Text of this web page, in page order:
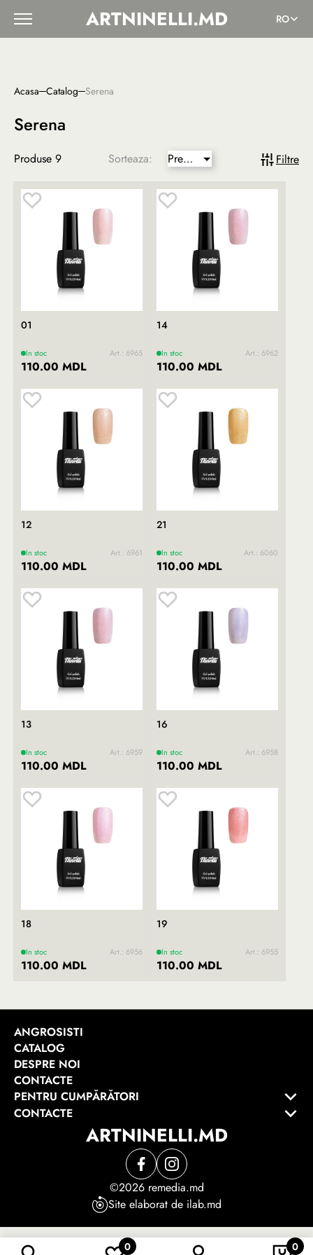
ARTNINELLI.MD RO
0 0
Acasa Catalog Serena
Serena
Produse 9 Sorteaza:
Pret
mai
mic
Filtre
01
In stoc Art.: 6965
110.00 MDL
14
In stoc Art.: 6962
110.00 MDL
12
In stoc Art.: 6961
110.00 MDL
21
In stoc Art.: 6060
110.00 MDL
13
In stoc Art.: 6959
110.00 MDL
16
In stoc Art.: 6958
110.00 MDL
18
In stoc Art.: 6956
110.00 MDL
19
In stoc Art.: 6955
110.00 MDL
ARTNINELLI.MD
©2026 remedia.md
Site elaborat de ilab.md
ANGROSISTI
CATALOG
DESPRE NOI
CONTACTE
PENTRU CUMPĂRĂTORI
CONTACTE